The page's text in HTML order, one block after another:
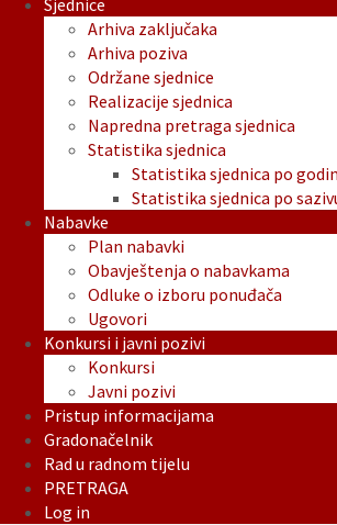
Sjednice
Arhiva zaključaka
Arhiva poziva
Održane sjednice
Realizacije sjednica
Napredna pretraga sjednica
Statistika sjednica
Statistika sjednica po
Statistika sjednica po
Nabavke
Plan nabavki
Obavještenja o nabavkama
Odluke o izboru ponuđača
Ugovori
Konkursi i javni pozivi
Konkursi
Javni pozivi
Pristup informacijama
Gradonačelnik
Rad u radnom tijelu
PRETRAGA
Log in